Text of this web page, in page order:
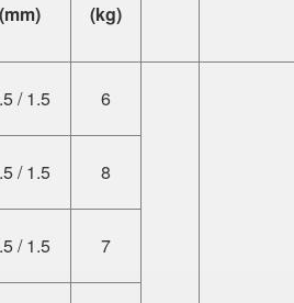
(mm)
(kg)
/ 1.5 6
/ 1.5 8
/ 1.5 7